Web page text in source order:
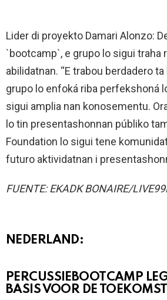
Lider di proyekto Damari Alonzo:
`bootcamp`, e grupo lo sigui traha
abilidatnan. “E trabou berdadero
grupo lo enfoká riba perfekshoná
sigui amplia nan konosementu.
lo tin presentashonnan públiko
Foundation lo sigui tene
futuro aktividatnan i
FUENTE: EKADK BONAIRE/
NEDERLAND:
PERCUSSIEBOOTCAMP
BASIS VOOR DE TOEKOMST